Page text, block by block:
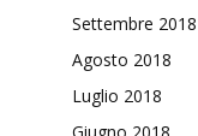
Settembre 2018
Agosto 2018
Luglio 2018